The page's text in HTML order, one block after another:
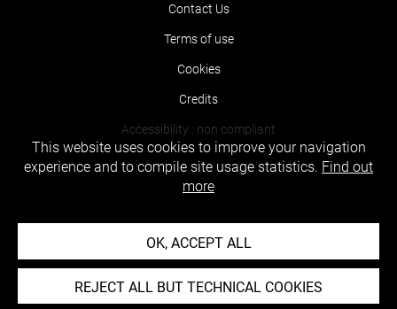
Contact Us
Terms of use
Cookies
Credits
Accessibility : non compliant
This website uses cookies to improve your navigation
experience and to compile site usage statistics. Find out
more
OK, ACCEPT ALL
REJECT ALL BUT TECHNICAL COOKIES